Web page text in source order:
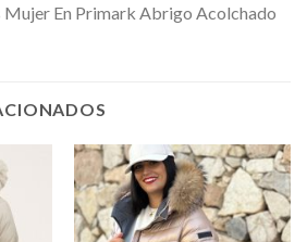
En Primark Abrigo Acolchado